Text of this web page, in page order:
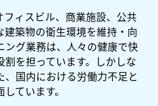
ィスビル、商業施設、公共
築物の衛生環境を維持・向
ング業務は、人々の健康で快
を担っています。しかしな
、国内における労働力不足と
ています。